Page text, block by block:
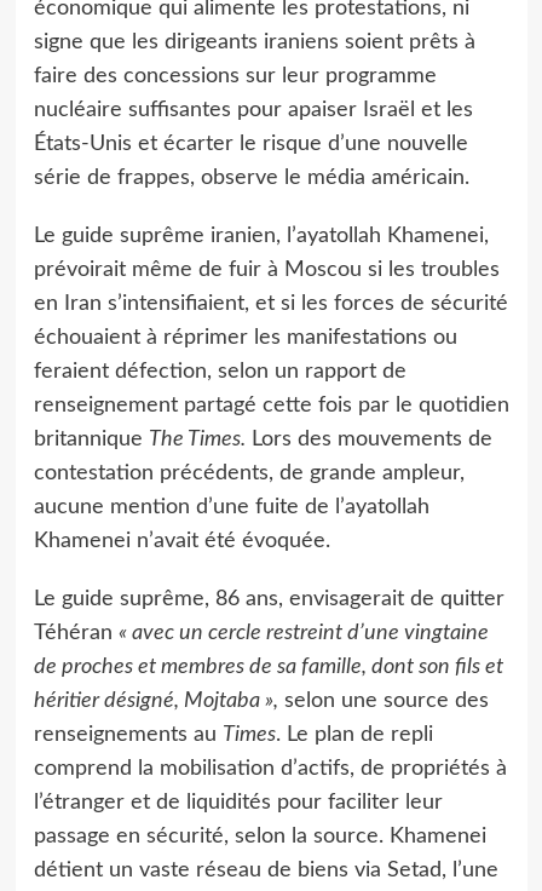
économique qui alimente les protestations, ni
signe que les dirigeants iraniens soient prêts à
faire des concessions sur leur programme
nucléaire suffisantes pour apaiser Israël et les
États-Unis et écarter le risque d’une nouvelle
série de frappes, observe le média américain.
Le guide suprême iranien, l’ayatollah Khamenei,
prévoirait même de fuir à Moscou si les troubles
en Iran s’intensifiaient, et si les forces de sécurité
échouaient à réprimer les manifestations ou
feraient défection, selon un rapport de
renseignement partagé cette fois par le quotidien
britannique The Times. Lors des mouvements de
contestation précédents, de grande ampleur,
aucune mention d’une fuite de l’ayatollah
Khamenei n’avait été évoquée.
Le guide suprême, 86 ans, envisagerait de quitter
Téhéran « avec un cercle restreint d’une vingtaine
de proches et membres de sa famille, dont son fils et
héritier désigné, Mojtaba », selon une source des
renseignements au Times. Le plan de repli
comprend la mobilisation d’actifs, de propriétés à
l’étranger et de liquidités pour faciliter leur
passage en sécurité, selon la source. Khamenei
détient un vaste réseau de biens via Setad, l’une